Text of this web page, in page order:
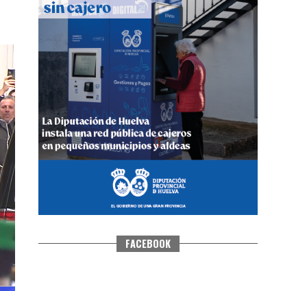
CUARTA CORRIDA DE LAS FIESTAS
COLOMBINAS 2026
hace 6 días· Huelvatv
FACEBOOK